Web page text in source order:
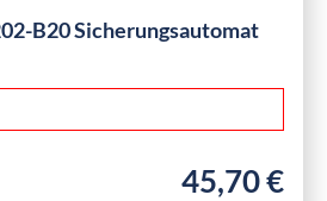
B20 Sicherungsautomat
Regulärer
45,70 €